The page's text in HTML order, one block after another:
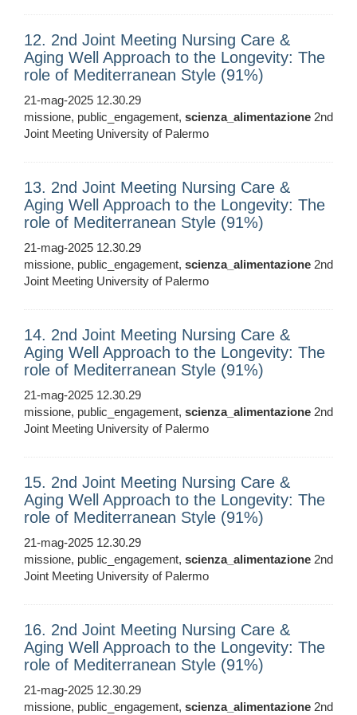
12. 2nd Joint Meeting Nursing Care &
Aging Well Approach to the Longevity: The
role of Mediterranean Style (91%)
21-mag-2025 12.30.29
missione, public_engagement, scienza_alimentazione 2nd
Joint Meeting University of Palermo
13. 2nd Joint Meeting Nursing Care &
Aging Well Approach to the Longevity: The
role of Mediterranean Style (91%)
21-mag-2025 12.30.29
missione, public_engagement, scienza_alimentazione 2nd
Joint Meeting University of Palermo
14. 2nd Joint Meeting Nursing Care &
Aging Well Approach to the Longevity: The
role of Mediterranean Style (91%)
21-mag-2025 12.30.29
missione, public_engagement, scienza_alimentazione 2nd
Joint Meeting University of Palermo
15. 2nd Joint Meeting Nursing Care &
Aging Well Approach to the Longevity: The
role of Mediterranean Style (91%)
21-mag-2025 12.30.29
missione, public_engagement, scienza_alimentazione 2nd
Joint Meeting University of Palermo
16. 2nd Joint Meeting Nursing Care &
Aging Well Approach to the Longevity: The
role of Mediterranean Style (91%)
21-mag-2025 12.30.29
missione, public_engagement, scienza_alimentazione 2nd